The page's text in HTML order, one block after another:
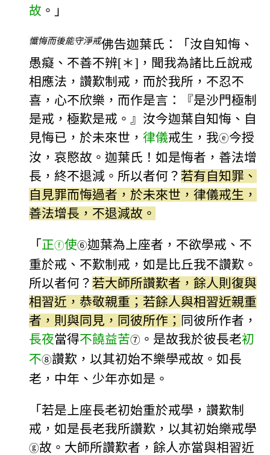
故 。」
懺悔而後能守淨戒佛告迦葉氏：「汝自知悔、
愚癡、不善不辨[＊]，聞我為諸比丘說戒
相應法，讚歎制戒，而於我所，不忍不
喜，心不欣樂，而作是言：『是沙門極制
是戒，極歎是戒。』汝今迦葉自知悔、自
見悔已，於未來世， 律儀戒生，我ⓔ今授
汝，哀愍故。迦葉氏！如是悔者，善法增
長，終不退減。所以者何？ 若有自知罪、
自見罪而悔過者，於未來世，律儀戒生，
善法增長，不退減故。
「 正ⓕ使⑥迦葉為上座者，不欲學戒、不
重於戒、不歎制戒，如是比丘我不讚歎。
所以者何？ 若大師所讚歎者，餘人則復與
相習近，恭敬親重；若餘人與相習近親重
者，則與同見，同彼所作； 同彼所作者，
長夜當得不饒益苦⑦ 。是故我於彼長老初
不⑧讚歎，以其初始不樂學戒故。如長
老，中年、少年亦如是。
「若是上座長老初始重於戒學，讚歎制
戒，如是長老我所讚歎，以其初始樂戒學
ⓖ故。大師所讚歎者，餘人亦當與相習近